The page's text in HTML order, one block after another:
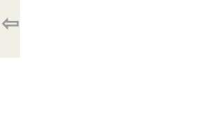
⇦